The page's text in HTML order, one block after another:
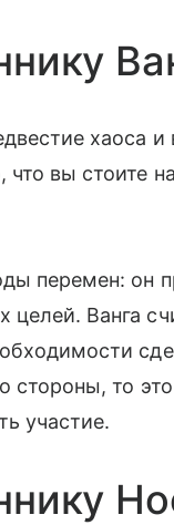
хаоса
вы стоите
перемен: он
Ванга
стороны, то
участие.